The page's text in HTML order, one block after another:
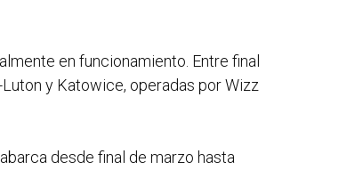
en funcionamiento. Entre final
y Katowice, operadas por Wizz
desde final de marzo hasta